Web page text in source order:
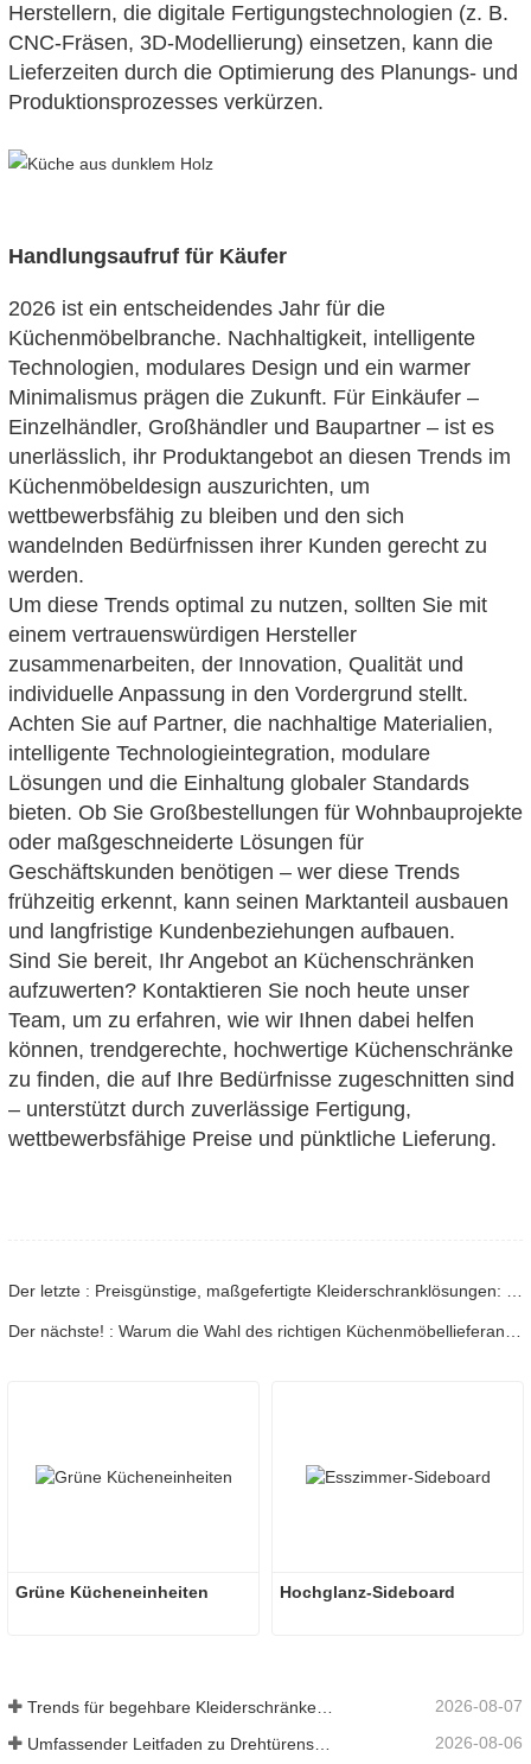
Herstellern, die digitale Fertigungstechnologien (z. B.
CNC-Fräsen, 3D-Modellierung) einsetzen, kann die
Lieferzeiten durch die Optimierung des Planungs- und
Produktionsprozesses verkürzen.
Handlungsaufruf für Käufer
2026 ist ein entscheidendes Jahr für die
Küchenmöbelbranche. Nachhaltigkeit, intelligente
Technologien, modulares Design und ein warmer
Minimalismus prägen die Zukunft. Für Einkäufer –
Einzelhändler, Großhändler und Baupartner – ist es
unerlässlich, ihr Produktangebot an diesen Trends im
Küchenmöbeldesign auszurichten, um
wettbewerbsfähig zu bleiben und den sich
wandelnden Bedürfnissen ihrer Kunden gerecht zu
werden.
Um diese Trends optimal zu nutzen, sollten Sie mit
einem vertrauenswürdigen Hersteller
zusammenarbeiten, der Innovation, Qualität und
individuelle Anpassung in den Vordergrund stellt.
Achten Sie auf Partner, die nachhaltige Materialien,
intelligente Technologieintegration, modulare
Lösungen und die Einhaltung globaler Standards
bieten. Ob Sie Großbestellungen für Wohnbauprojekte
oder maßgeschneiderte Lösungen für
Geschäftskunden benötigen – wer diese Trends
frühzeitig erkennt, kann seinen Marktanteil ausbauen
und langfristige Kundenbeziehungen aufbauen.
Sind Sie bereit, Ihr Angebot an Küchenschränken
aufzuwerten? Kontaktieren Sie noch heute unser
Team, um zu erfahren, wie wir Ihnen dabei helfen
können, trendgerechte, hochwertige Küchenschränke
zu finden, die auf Ihre Bedürfnisse zugeschnitten sind
– unterstützt durch zuverlässige Fertigung,
wettbewerbsfähige Preise und pünktliche Lieferung.
Grüne Kücheneinheiten Hochglanz-Sideboard
2026-08-07
Umfassender Leitfaden zu Drehtürenschränken: Design, Technik und B2B-Beschaffung 2026-08-06